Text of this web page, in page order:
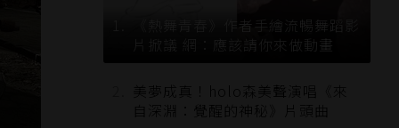
《熱舞青春》作者手繪流暢舞蹈影
片掀議 網：應該請你來做動畫
美夢成真！holo森美聲演唱《來
自深淵：覺醒的神秘》片頭曲